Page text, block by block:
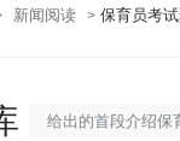
新闻阅读 > 保育员考
给出的首段介绍保